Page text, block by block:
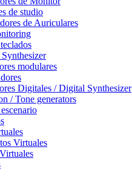
de studio
de Auriculares
modulares
Digitales / Digital Synthesizer
/ Tone generators
Virtuales